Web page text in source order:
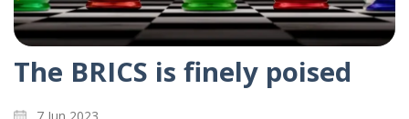
The BRICS is finely poised